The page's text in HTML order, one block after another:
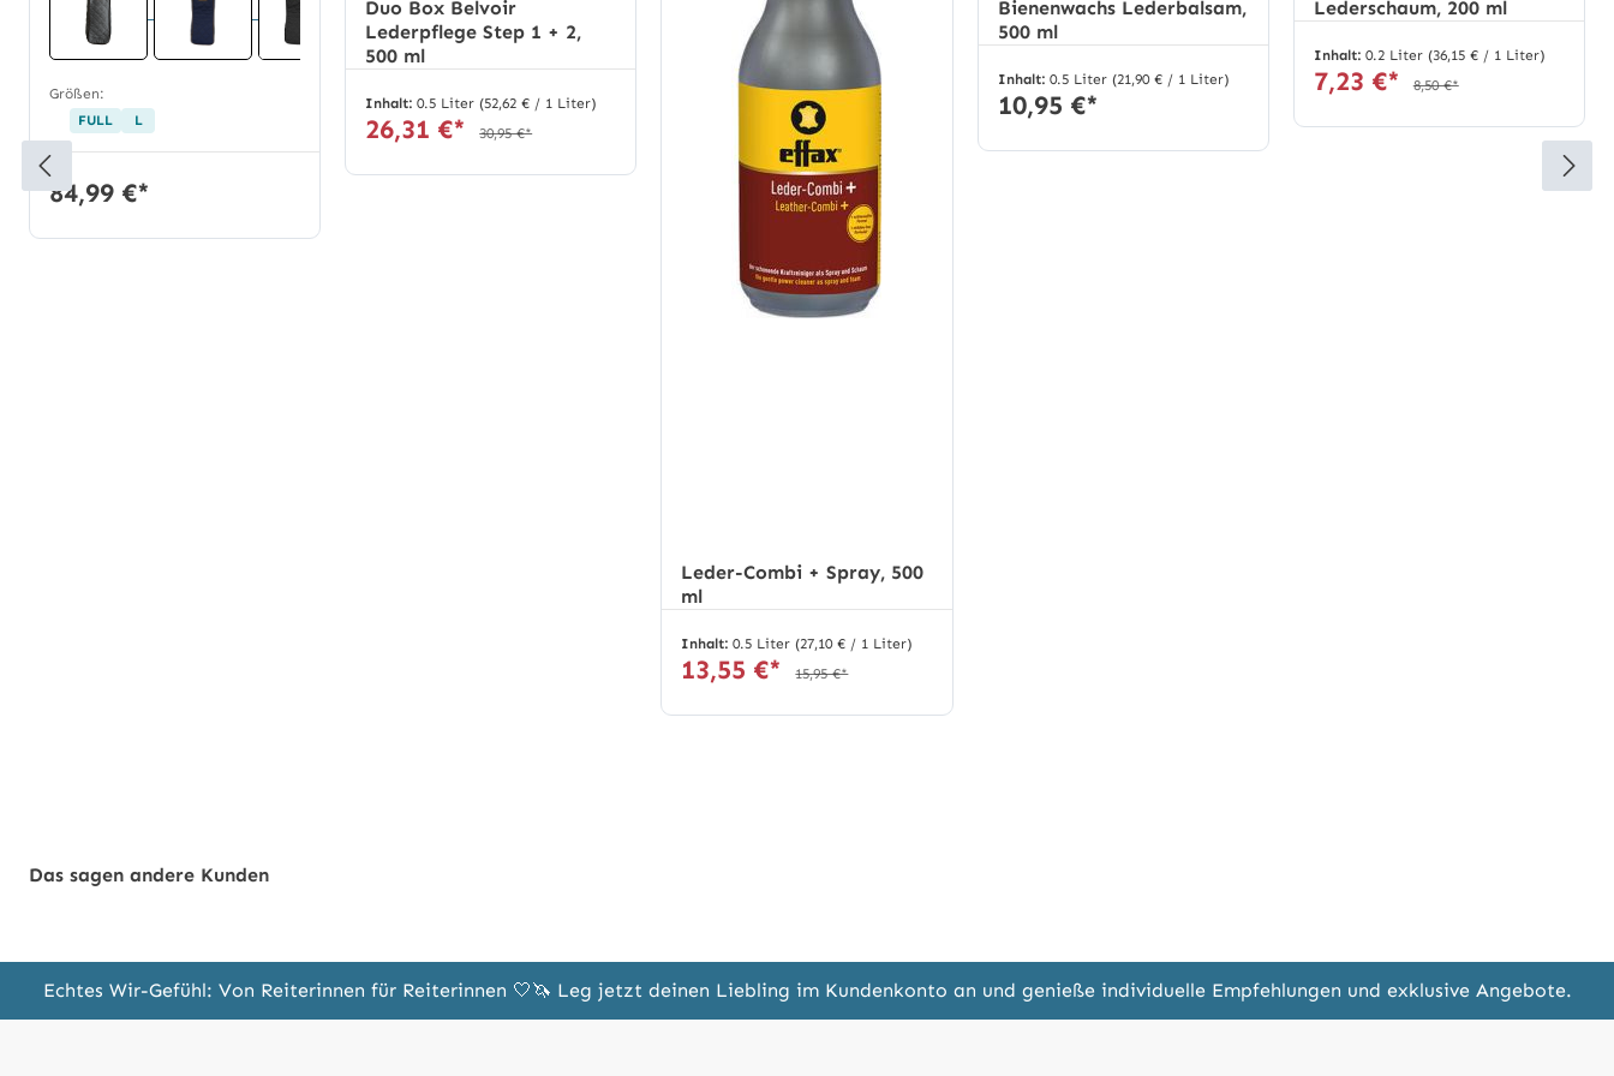
Größen:
FULL
L
84,99 €*
Duo Box Belvoir
Lederpflege Step 1 + 2,
500 ml
Inhalt:0.5 Liter(52,62 € / 1 Liter)
26,31 €* 30,95 €*
Leder-Combi + Spray, 500
ml
Inhalt:0.5 Liter(27,10 € / 1 Liter)
13,55 €* 15,95 €*
Bienenwachs Lederbalsam,
500 ml
Inhalt: 0.5 Liter (21,90 € / 1 Liter)
10,95 €*
Lederschaum, 200 ml
Inhalt: 0.2 Liter (36,15 € / 1 Liter)
7,23 €* 8,50 €*
Das sagen andere Kunden
Echtes Wir-Gefühl: Von Reiterinnen für Reiterinnen 🤍🦄 Leg jetzt deinen Liebling im Kundenkonto an und genieße individuelle Empfehlungen und exklusive Angebote.